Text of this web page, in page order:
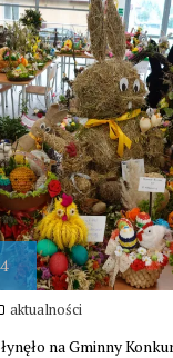
aktualności
na Gminny